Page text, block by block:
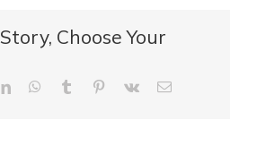
Choose Your
LinkedInWhatsApp
Tumblr Pinterest
Vk
E-